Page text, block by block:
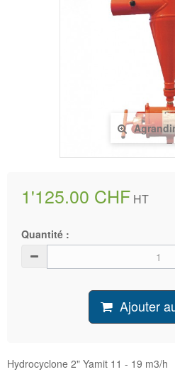
1'125.00 CHF HT
Quantité :
Ajouter
Hydrocyclone 2" Yamit 11 - 19 m3/h